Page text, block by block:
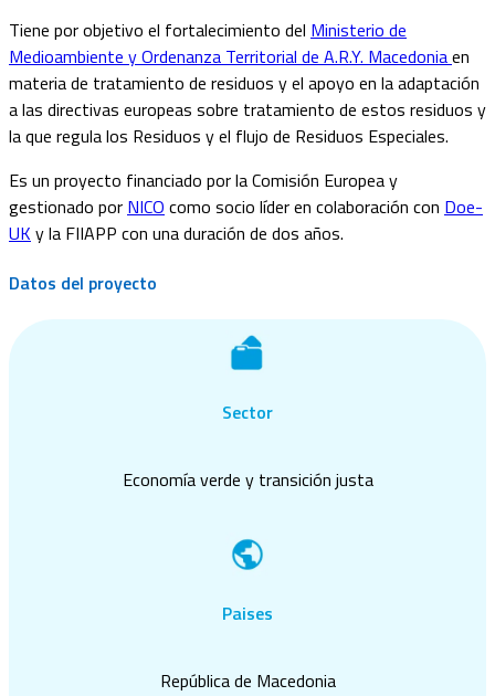
Tiene por objetivo el fortalecimiento del Ministerio de
Medioambiente y Ordenanza Territorial de A.R.Y. Macedoniaen
materia de tratamiento de residuos y el apoyo en la adaptación
a las directivas europeas sobre tratamiento de estos residuos y
la que regula los Residuos y el flujo de Residuos Especiales.
Es un proyecto financiado por la Comisión Europea y
gestionado por NICO como socio líder en colaboración con Doe-
UK y la FIIAPP con una duración de dos años.
Datos del proyecto
Sector
Economía verde y transición justa
Paises
República de Macedonia